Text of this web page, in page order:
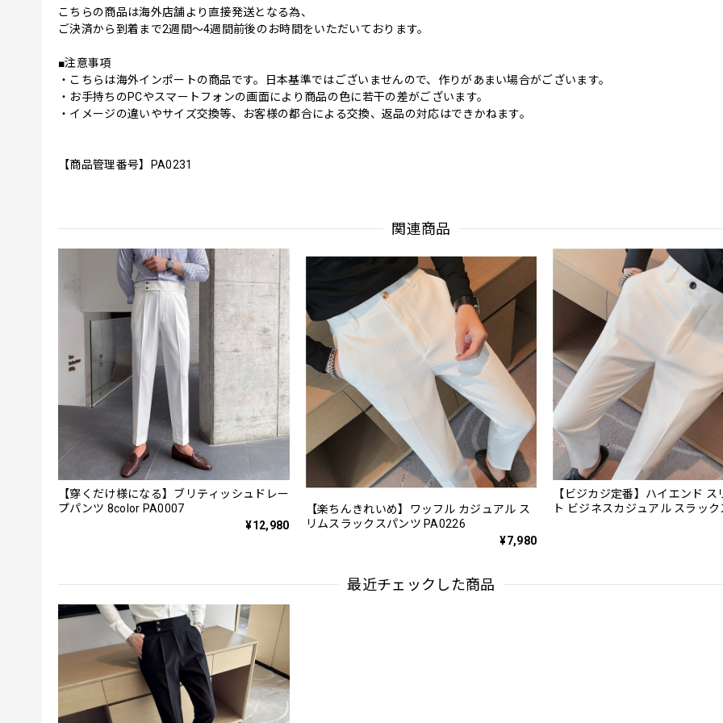
こちらの商品は海外店舗より直接発送となる為、
ご決済から到着まで2週間〜4週間前後のお時間をいただいております。
■注意事項
・こちらは海外インポートの商品です。日本基準ではございませんので、作りがあまい場合がございます。
・お手持ちのPCやスマートフォンの画面により商品の色に若干の差がございます。
・イメージの違いやサイズ交換等、お客様の都合による交換、返品の対応はできかねます。
【商品管理番号】PA0231
関連商品
【穿くだけ様になる】ブリティッシュドレー
プパンツ 8color PA0007
¥12,980
【楽ちんきれいめ】ワッフル カジュアル ス
リムスラックスパンツ PA0226
¥7,980
【ビジカジ定番】ハイエンド ス
ト ビジネスカジュアル スラッ
最近チェックした商品